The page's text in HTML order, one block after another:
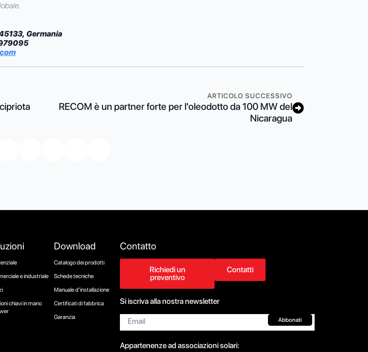
Germania
ARTICOLO SUCCESSIVO
RECOM è un partner forte per l'oleodotto da 100 MW del
Nicaragua
e industriale
chiavi in mano
Download
Catalogo dei prodotti
Schede tecniche
Manuale d'installazione
Certificati di fabbrica
Garanzia
Contatto
Richiedi un
preventivo
Contatti
Si iscriva alla nostra newsletter
Email*
Abbonati
Appartenenze ad associazioni solari: